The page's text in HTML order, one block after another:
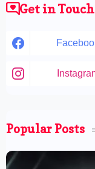
Get in Touch
Popular Posts